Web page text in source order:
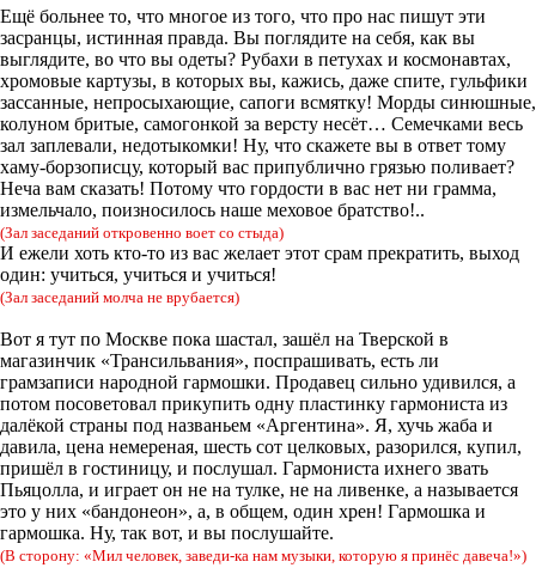
Ещё больнее то, что многое из того, что про нас пишут эти
засранцы, истинная правда. Вы поглядите на себя, как вы
выглядите, во что вы одеты? Рубахи в петухах и космонавтах,
хромовые картузы, в которых вы, кажись, даже спите, гульфики
зассанные, непросыхающие, сапоги всмятку! Морды синюшные,
колуном бритые, самогонкой за версту несёт… Семечками весь
зал заплевали, недотыкомки! Ну, что скажете вы в ответ тому
хаму-борзописцу, который вас припублично грязью поливает?
Неча вам сказать! Потому что гордости в вас нет ни грамма,
измельчало, поизносилось наше меховое братство!..
(Зал заседаний откровенно воет со стыда)
И ежели хоть кто-то из вас желает этот срам прекратить, выход
один: учиться, учиться и учиться!
(Зал заседаний молча не врубается)
Вот я тут по Москве пока шастал, зашёл на Тверской в
магазинчик «Трансильвания», поспрашивать, есть ли
грамзаписи народной гармошки. Продавец сильно удивился, а
потом посоветовал прикупить одну пластинку гармониста из
далёкой страны под названьем «Аргентина». Я, хучь жаба и
давила, цена немереная, шесть сот целковых, разорился, купил,
пришёл в гостиницу, и послушал. Гармониста ихнего звать
Пьяцолла, и играет он не на тулке, не на ливенке, а называется
это у них «бандонеон», а, в общем, один хрен! Гармошка и
гармошка. Ну, так вот, и вы послушайте.
(В сторону: «Мил человек, заведи-ка нам музыки, которую я принёс давеча!»)